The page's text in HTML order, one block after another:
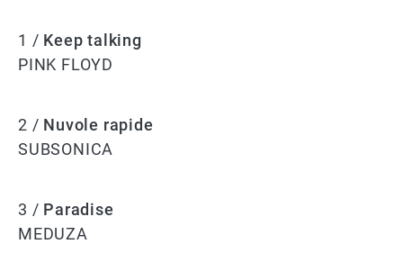
1 / Keep talking
PINK FLOYD
2 / Nuvole rapide
SUBSONICA
3 / Paradise
MEDUZA